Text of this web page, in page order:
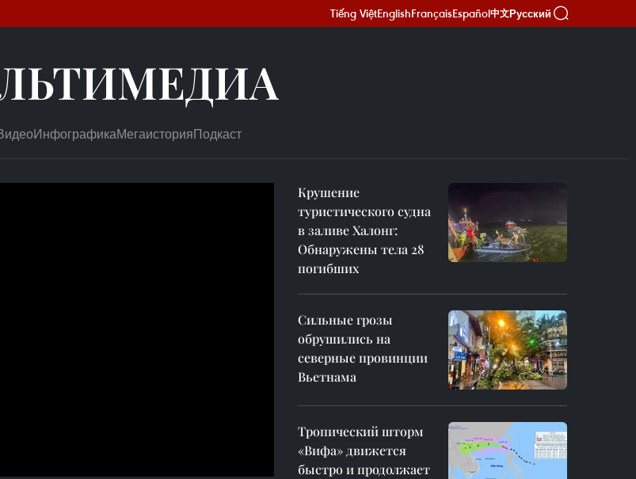
Tiếng ViệtEnglishFrançaisEspañol中文Русский
ИнфографикаМегаисторияПодкаст
Крушение
туристического судна
в заливе Халонг:
Обнаружены тела 28
погибших
Сильные грозы
обрушились на
северные провинции
Вьетнама
Тропический шторм
«Вифа» движется
быстро и продолжает